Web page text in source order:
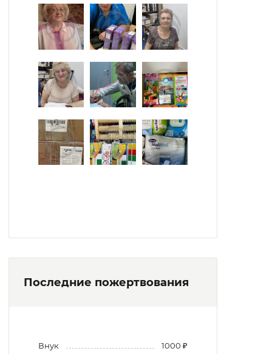
Последние пожертвования
Внук
1000 ₽